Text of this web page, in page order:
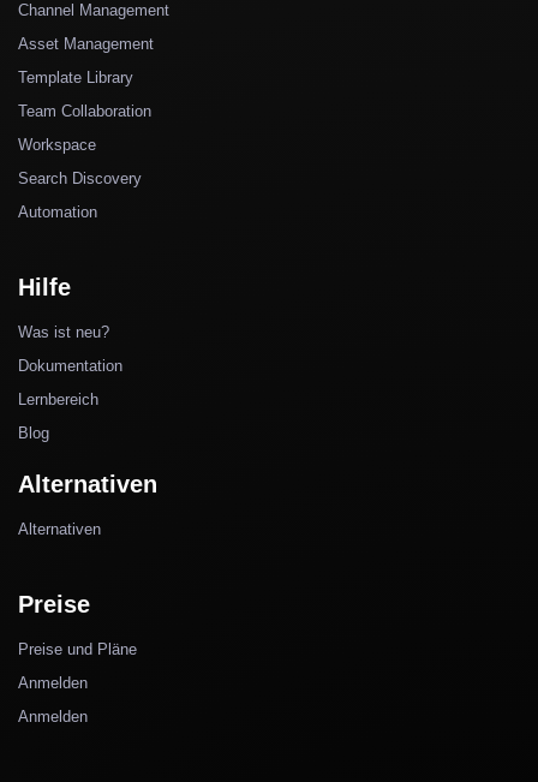
Channel Management
Asset Management
Template Library
Team Collaboration
Workspace
Search Discovery
Automation
Hilfe
Was ist neu?
Dokumentation
Lernbereich
Blog
Alternativen
Alternativen
Preise
Preise und Pläne
Anmelden
Anmelden